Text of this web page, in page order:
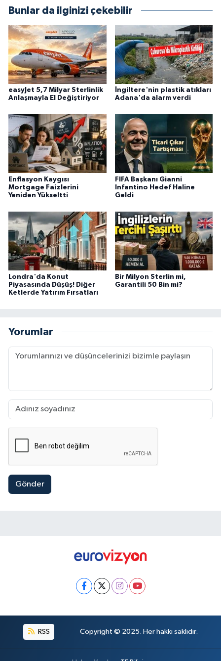
Bunlar da ilginizi çekebilir
easyJet 5,7 Milyar Sterlinlik
Anlaşmayla El Değiştiriyor
İngiltere'nin plastik atıkları
Adana'da alarm verdi
Enflasyon Kaygısı
Mortgage Faizlerini
Yeniden Yükseltti
FIFA Başkanı Gianni
Infantino Hedef Haline
Geldi
Londra'da Konut
Piyasasında Düşüş! Diğer
Ketlerde Yatırım Fırsatları
Bir Milyon Sterlin mi,
Garantili 50 Bin mi?
Yorumlar
Gönder
RSS Copyright © 2025. Her hakkı saklıdır.